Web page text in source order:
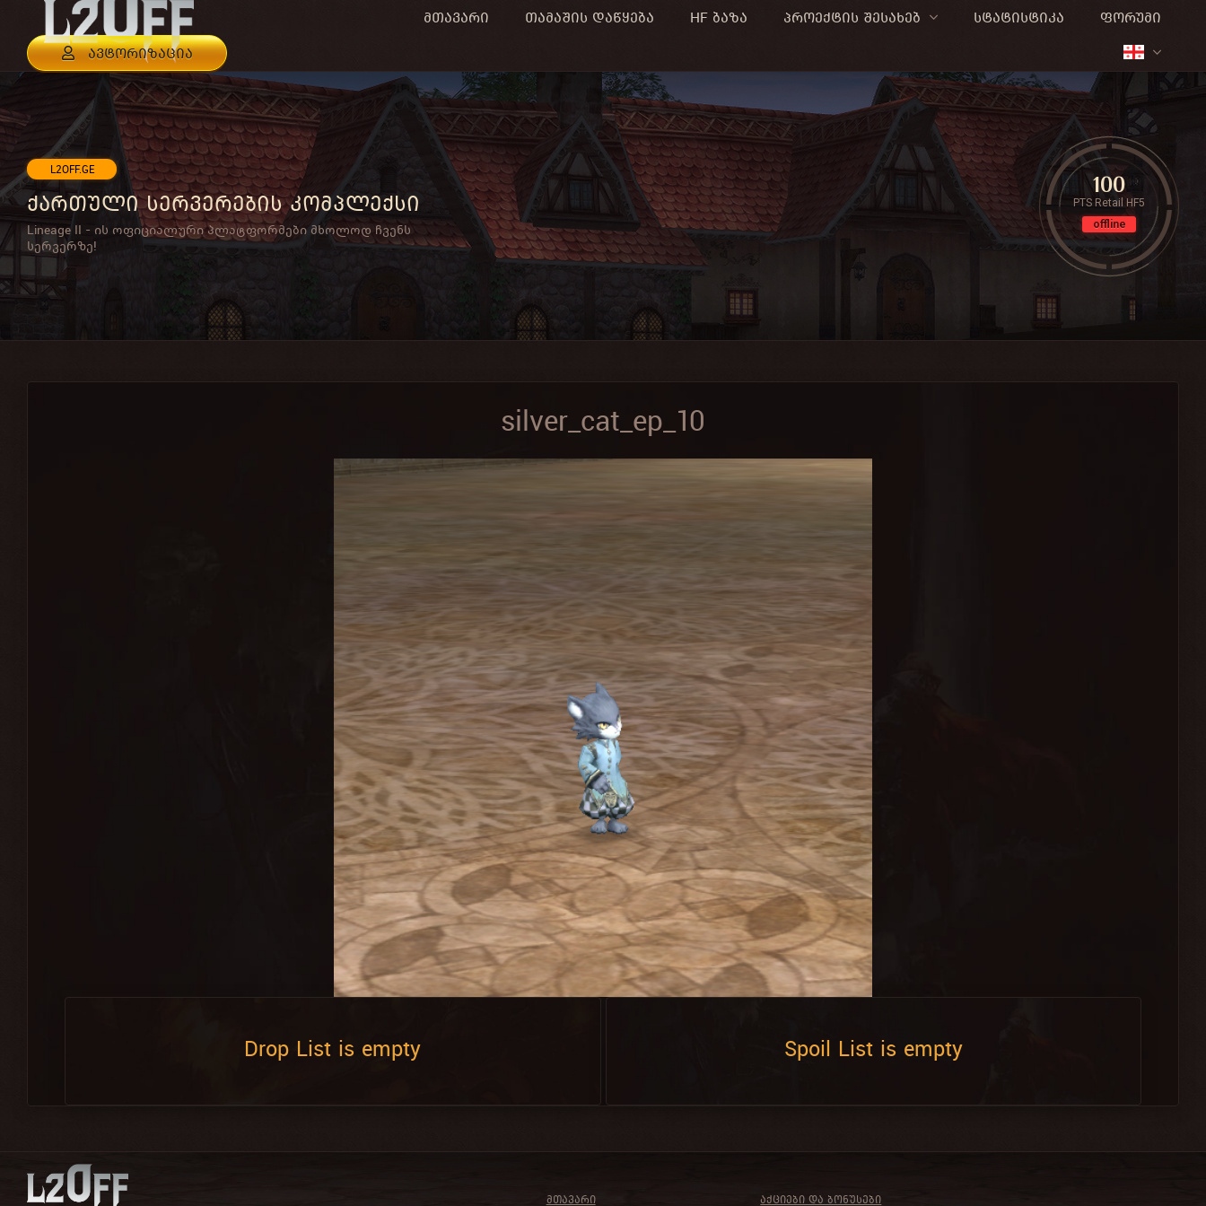
მთავარი თამაშის დაწყება HF ბაზა პროექტის შესახებ სტატისტიკა
ფორუმი
ავტორიზაცია
L2OFF.GE
ქართული სერვერების კომპლექსი
Lineage II - ის ოფიციალური პლატფორმები მხოლოდ ჩვენს
სერვერზე!
100
PTS Retail HF5
offline
silver_cat_ep_10
Drop List is empty Spoil List is empty
ᲛᲗᲐᲕᲐᲠᲘ ᲐᲥᲪᲘᲔᲑᲘ ᲓᲐ ᲑᲝᲜᲣᲡᲔᲑᲘ